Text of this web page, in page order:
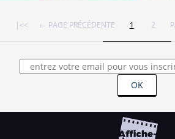
|<< ← PAGE PRÉCÉDENTE 1 2
OK